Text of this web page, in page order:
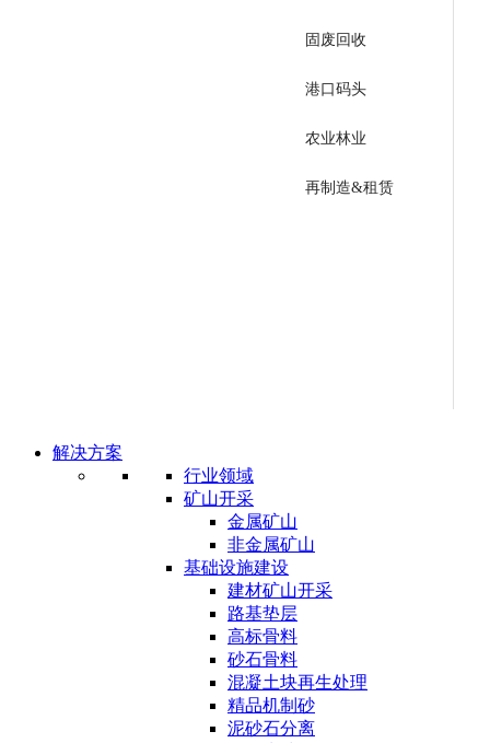
固废回收
港口码头
农业林业
再制造&租赁
解决方案
行业领域
矿山开采
金属矿山
非金属矿山
基础设施建设
建材矿山开采
路基垫层
高标骨料
砂石骨料
混凝土块再生处理
精品机制砂
泥砂石分离